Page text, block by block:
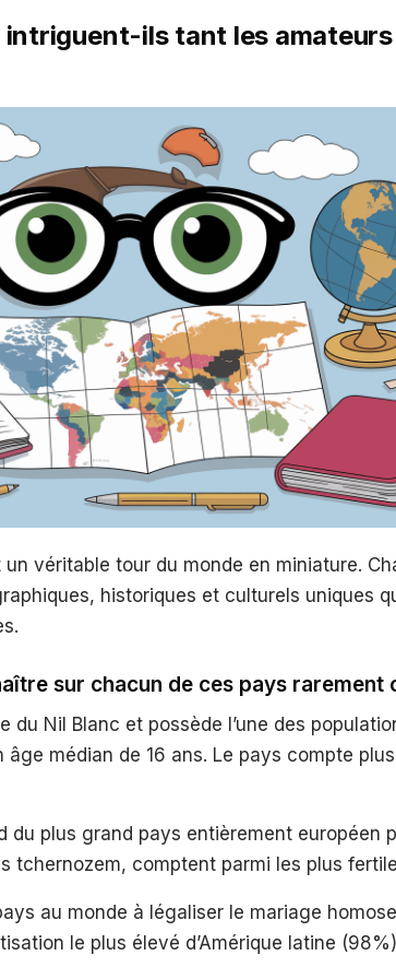
intriguent-ils tant les
véritable tour du monde en miniature.
historiques et culturels uniques
sur chacun de ces pays rarement
du Nil Blanc et possède l’une des
âge médian de 16 ans. Le pays compte
du plus grand pays entièrement européen
tchernozem, comptent parmi les plus
au monde à légaliser le mariage
le plus élevé d’Amérique latine